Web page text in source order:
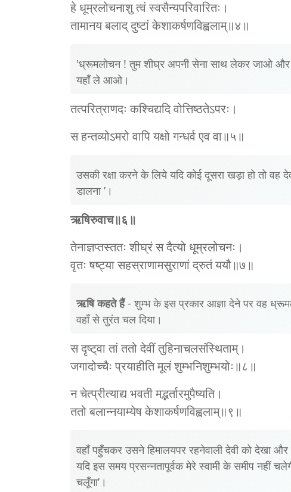
हे धूम्रलोचनाशु त्वं स्वसैन्यपरिवारितः।
तामानय बलाद् दुष्टां केशाकर्षणविह्वलाम्॥४॥
'ध्रूमलोचन ! तुम शीघ्र अपनी सेना साथ लेकर जाओ
यहाँ ले आओ।
तत्परित्राणदः कश्‍चिद्यदि वोत्तिष्ठतेऽपरः।
स हन्तव्योऽमरो वापि यक्षो गन्धर्व एव वा॥५॥
उसकी रक्षा करने के लिये यदि कोई दूसरा खड़ा हो तो वह
डालना ’।
ऋषिरुवाच॥६॥
तेनाज्ञप्तस्ततः शीघ्रं स दैत्यो धूम्रलोचनः।
वृतः षष्ट्या सहस्राणामसुराणां द्रुतं ययौ॥७॥
ऋषि कहते हैं- शुम्भ के इस प्रकार आज्ञा देने पर वह
वहाँ से तुरंत चल दिया।
स दृष्ट्‌वा तां ततो देवीं तुहिनाचलसंस्थिताम्।
जगादोच्चैः प्रयाहीति मूलं शुम्भनिशुम्भयोः॥८॥
न चेत्प्रीत्याद्य भवती मद्भर्तारमुपैष्यति।
ततो बलान्नयाम्येष केशाकर्षणविह्वलाम्॥९॥
वहाँ पहुँचकर उसने हिमालयपर रहनेवाली देवी को देखा
यदि इस समय प्रसन्नतापूर्वक मेरे स्वामी के समीप नहीं
चलूँगा’।